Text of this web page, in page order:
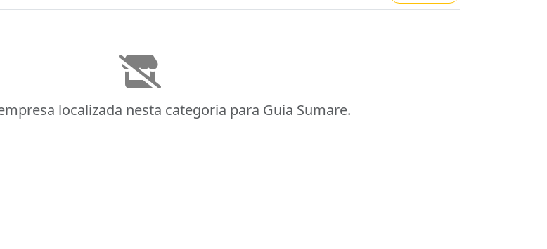
localizada nesta categoria para Guia Sumare.